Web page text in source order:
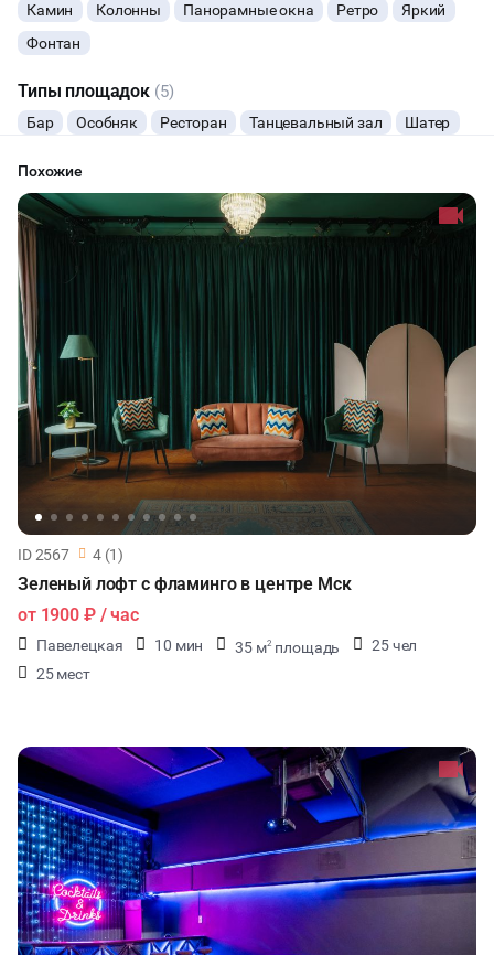
Камин Колонны Панорамные окна Ретро
Яркий
Фонтан
Типы площадок (5)
Бар Особняк Ресторан Танцевальный зал Шатер
Похожие
ID 2567 4 (1)
Зеленый лофт с фламинго в центре Мск
от 1900 ₽/ час
Павелецкая 10 мин 35 м2 площадь
25 чел
25 мест